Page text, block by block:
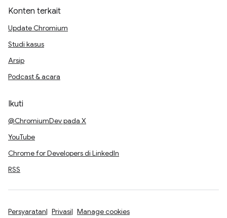
Konten terkait
Update Chromium
Studi kasus
Arsip
Podcast & acara
Ikuti
@ChromiumDev pada X
YouTube
Chrome for Developers di LinkedIn
RSS
Persyaratan Privasi Manage cookies